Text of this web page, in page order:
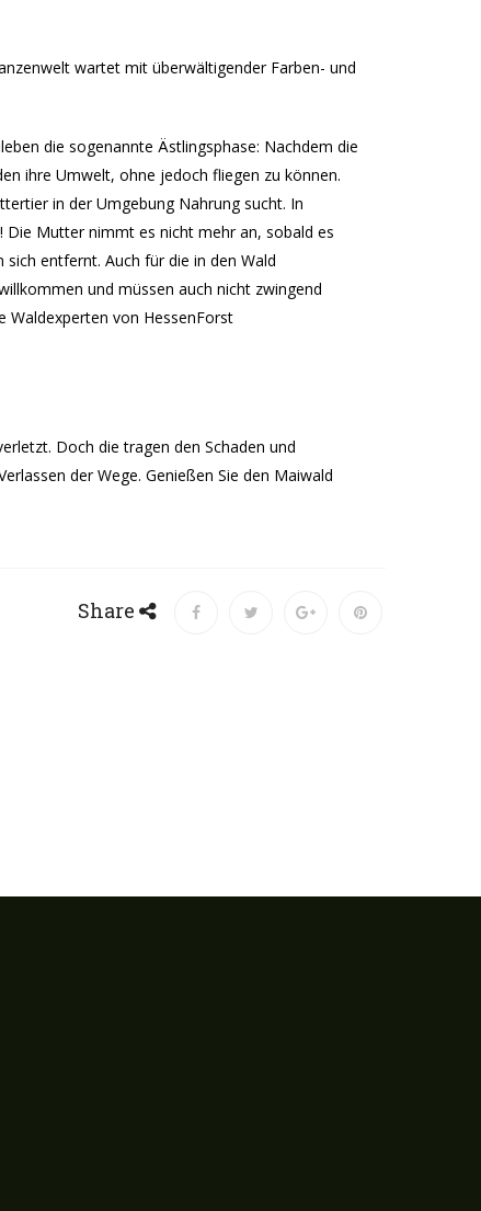
wartet mit überwältigender Farben- und
die sogenannte Ästlingsphase: Nachdem die
ihre Umwelt, ohne jedoch fliegen zu können.
in der Umgebung Nahrung sucht. In
Die Mutter nimmt es nicht mehr an, sobald es
entfernt. Auch für die in den Wald
und müssen auch nicht zwingend
Waldexperten von HessenForst
Doch die tragen den Schaden und
der Wege. Genießen Sie den Maiwald
Share